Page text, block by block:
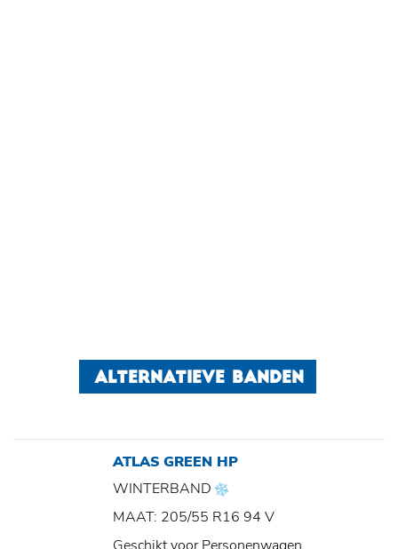
ALTERNATIEVE BANDEN
ATLAS GREEN HP
WINTERBAND
MAAT: 205/55 R16 94 V